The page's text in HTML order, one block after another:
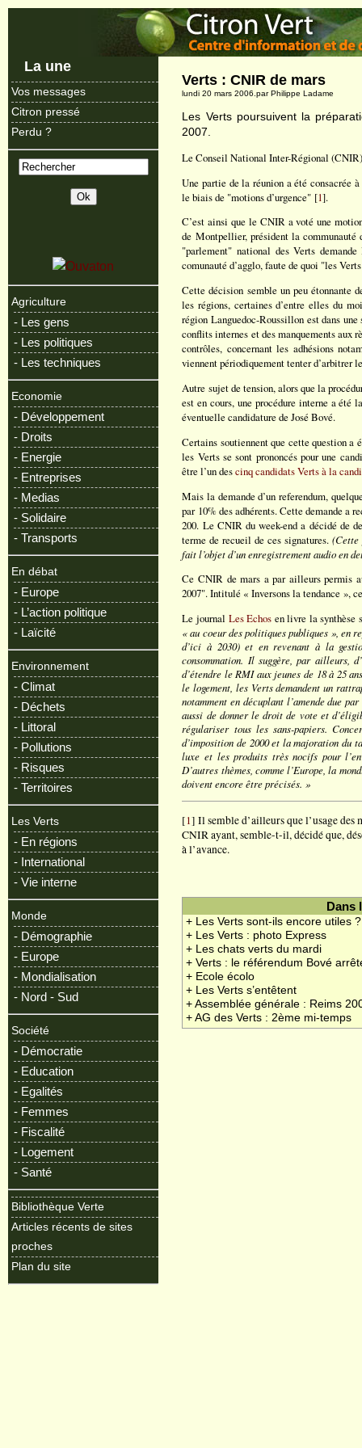
La une
Vos messages
Citron pressé
Perdu ?
Agriculture
- Les gens
- Les politiques
- Les techniques
Economie
- Développement
- Droits
- Energie
- Entreprises
- Medias
- Solidaire
- Transports
En débat
- Europe
- L’action politique
- Laïcité
Environnement
- Climat
- Déchets
- Littoral
- Pollutions
- Risques
- Territoires
Les Verts
- En régions
- International
- Vie interne
Monde
- Démographie
- Europe
- Mondialisation
- Nord - Sud
Société
- Démocratie
- Education
- Egalités
- Femmes
- Fiscalité
- Logement
- Santé
Bibliothèque Verte
Articles récents de sites
proches
Plan du site
Verts : CNIR de mars
lundi 20 mars 2006.par Philippe Ladame
Les Verts poursuivent la
2007.
Le Conseil National Inter-Régional
Une partie de la réunion a été consacrée
le biais de "motions d’urgence" [1].
C’est ainsi que le CNIR a voté une
de Montpellier, président la
"parlement" national des Verts
comunauté d’agglo, faute de quoi "les
Cette décision semble un peu étonnante
les régions, certaines d’entre elles du
région Languedoc-Roussillon est dans
conflits internes et des manquements aux
contrôles, concernant les adhésions
viennent périodiquement tenter d’arbitrer
Autre sujet de tension, alors que la
est en cours, une procédure interne a été
éventuelle candidature de José Bové.
Certains soutiennent que cette question a
les Verts se sont prononcés pour une
être l’un descinq candidats Verts à la
Mais la demande d’un referendum,
par 10% des adhérents. Cette demande a
200. Le CNIR du week-end a décidé de
terme de recueil de ces signatures. (Cette
fait l’objet d’un enregistrement audio en
Ce CNIR de mars a par ailleurs permis
2007". Intitulé « Inversons la tendance »,
Le journal Les Echos en livre la synthèse
« au coeur des politiques publiques », en
d’ici à 2030) et en revenant à la
consommation. Il suggère, par ailleurs,
d’étendre le RMI aux jeunes de 18 à 25
le logement, les Verts demandent un
notamment en décuplant l’amende due
aussi de donner le droit de vote et
régulariser tous les sans-papiers.
d’imposition de 2000 et la majoration du
luxe et les produits très nocifs pour
D’autres thèmes, comme l’Europe, la
doivent encore être précisés. »
[1] Il semble d’ailleurs que l’usage
CNIR ayant, semble-t-il, décidé que,
à l’avance.
Dans
+ Les Verts sont-ils encore utiles ?
+ Les Verts : photo Express
+ Les chats verts du mardi
+ Verts : le référendum Bové
+ Ecole écolo
+ Les Verts s’entêtent
+ Assemblée générale : Reims
+ AG des Verts : 2ème mi-temps